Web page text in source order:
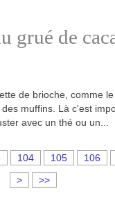
grué de
de brioche, comme
muffins. Là c'est
avec un thé ou un...
104 105
106
>
>>